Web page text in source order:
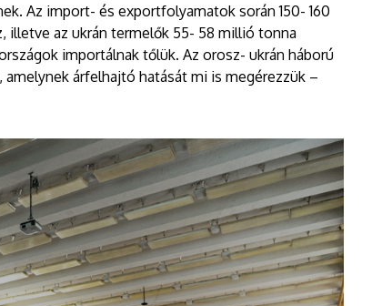
Az import- és exportfolyamatok során 150- 160
illetve az ukrán termelők 55- 58 millió tonna
importálnak tőlük. Az orosz- ukrán háború
árfelhajtó hatását mi is megérezzük –